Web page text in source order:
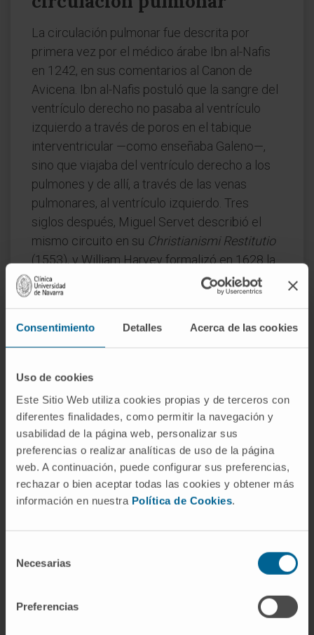
Consentimiento Detalles Acerca de las cookies
Uso de cookies
Este Sitio Web utiliza cookies propias y de terceros con
diferentes finalidades, como permitir la navegación y
usabilidad de la página web, personalizar sus
preferencias o realizar analíticas de uso de la página
web. A continuación, puede configurar sus preferencias,
rechazar o bien aceptar todas las cookies y obtener más
información en nuestra Política de Cookies.
Necesarias
Preferencias
La circulación pulmonar fue descrita por
primera vez por el médico árabe Ibn al-Nafis
en 1242, en sus comentarios al Canon de
Avicena. Ibn al-Nafis postuló que la sangre del
ventrículo derecho no pasaba al ventrículo
izquierdo a través de poros en el tabique
interventricular —como enseñaba Galeno—,
sino que viajaba del ventrículo derecho a los
pulmones y de allí, a través de las venas
pulmonares, al ventrículo izquierdo. Tres
siglos después, Miguel Servet describió el
mismo circuito en su Christianismi Restitutio
(1553), y William Harvey formalizó en 1628 la
teoría completa de la doble circulación.
Preguntas frecuentes
es el segmento común que sale del ventrículo
derecho antes de bifurcarse. Las "arterias
pulmonares" son las dos ramas (derecha e
izquierda) que nacen de esa bifurcación. En la
práctica, muchos textos usan "arteria
pulmonar" o "arteria pulmonar principal" como
¿Por qué el tronco pulmonar lleva
sangre desoxigenada si es una
Porque lo que define a una arteria no es el tipo